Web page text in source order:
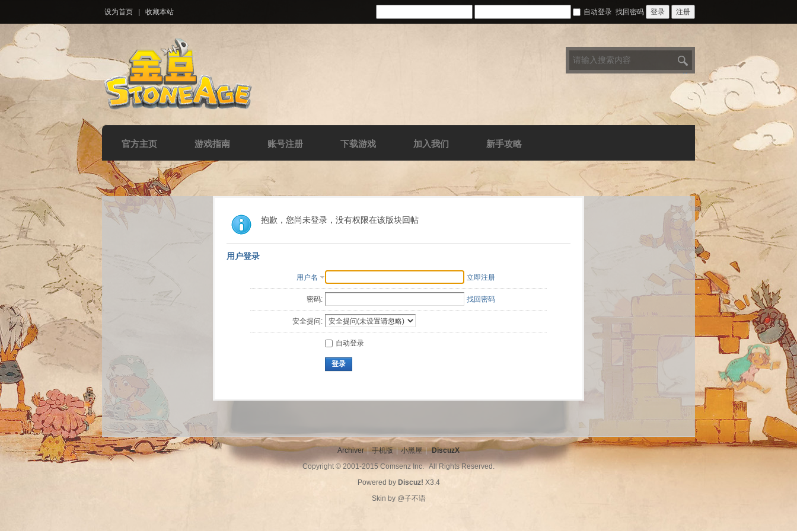
设为首页 收藏本站 自动登录 找回密码 登录 注册
官方主页 游戏指南 账号注册 下载游戏 加入我们 新手攻略
抱歉，您尚未登录，没有权限在该版块回帖
用户登录
用户名 立即注册
密码: 找回密码
安全提问:
自动登录
登录
Archiver | 手机版 | 小黑屋 | DiscuzX
Copyright © 2001-2015Comsenz Inc.All Rights Reserved.
Powered by Discuz! X3.4
Skin by @子不语